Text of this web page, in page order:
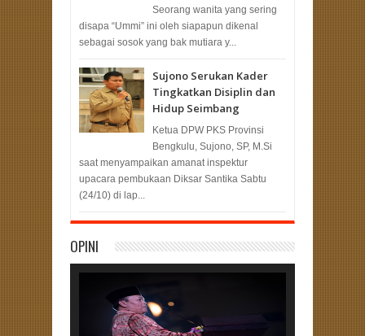
Seorang wanita yang sering
disapa “Ummi” ini oleh siapapun dikenal
sebagai sosok yang bak mutiara y...
Sujono Serukan Kader
Tingkatkan Disiplin dan
Hidup Seimbang
Ketua DPW PKS Provinsi
Bengkulu, Sujono, SP, M.Si
saat menyampaikan amanat inspektur
upacara pembukaan Diksar Santika Sabtu
(24/10) di lap...
OPINI